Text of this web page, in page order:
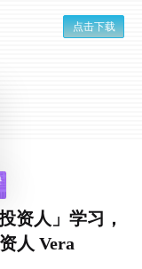
点击下载
资人」学习，
人 Vera